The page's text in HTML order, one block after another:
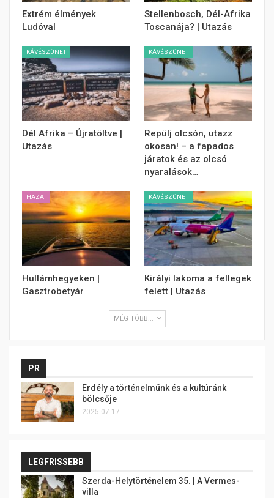
Extrém élmények
Ludóval
Stellenbosch, Dél-Afrika
Toscanája? | Utazás
KÁVÉSZÜNET
Dél Afrika – Újratöltve |
Utazás
KÁVÉSZÜNET
Repülj olcsón, utazz
okosan! – a fapados
járatok és az olcsó
nyaralások…
HAZAI
Hullámhegyeken |
Gasztrobetyár
KÁVÉSZÜNET
Királyi lakoma a fellegek
felett | Utazás
MÉG TÖBB...
PR
Erdély a történelmünk és a kultúránk
bölcsője
2025.07.17.
LEGFRISSEBB
Szerda-Helytörténelem 35. | A Vermes-
villa